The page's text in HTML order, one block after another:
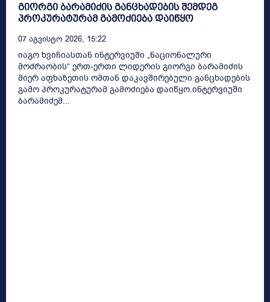
გიორგი ბარამიძის განცხადების შემდეგ
პროკურატურამ გამოძიება დაიწყო
07 Აგვისტო 2026, 15:22
იაგო ხვიჩიასთან ინტერვიუში „ნაციონალური
მოძრაობის“ ერთ-ერთი ლიდერის გიორგი ბარამიძის
მიერ აფხაზეთის ომთან დაკავშირებული განცხადების
გამო პროკურატურამ გამოძიება დაიწყო.ინტერვიუში
ბარამიძემ...